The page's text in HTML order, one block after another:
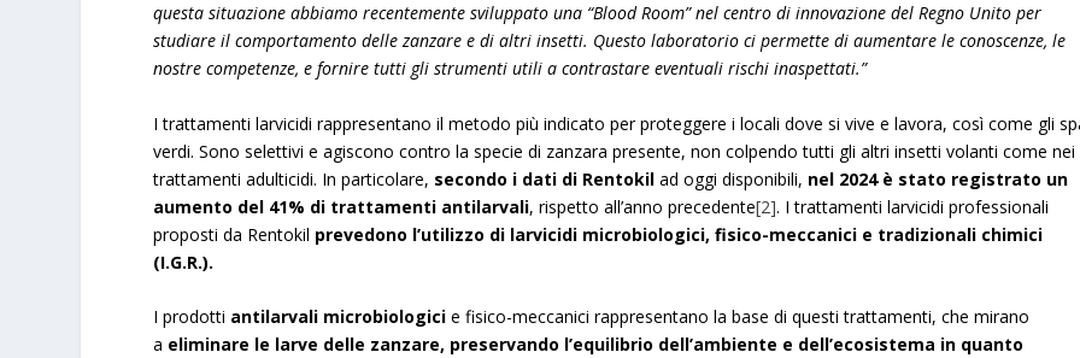
questa situazione abbiamo recentemente sviluppato una “Blood Room” nel centro di innovazione del Regno Unito per
studiare il comportamento delle zanzare e di altri insetti. Questo laboratorio ci permette di aumentare le conoscenze, le
nostre competenze, e fornire tutti gli strumenti utili a contrastare eventuali rischi inaspettati.”
I trattamenti larvicidi rappresentano il metodo più indicato per proteggere i locali dove si vive e lavora, così come gli
verdi. Sono selettivi e agiscono contro la specie di zanzara presente, non colpendo tutti gli altri insetti volanti come nei
trattamenti adulticidi. In particolare, secondo i dati di Rentokil ad oggi disponibili, nel 2024 è stato registrato un
aumento del 41% di trattamenti antilarvali, rispetto all’anno precedente[2]. I trattamenti larvicidi professionali
proposti da Rentokil prevedono l’utilizzo di larvicidi microbiologici, fisico-meccanici e tradizionali chimici
(I.G.R.).
I prodotti antilarvali microbiologici e fisico-meccanici rappresentano la base di questi trattamenti, che mirano
a eliminare le larve delle zanzare, preservando l’equilibrio dell’ambiente e dell’ecosistema in quanto